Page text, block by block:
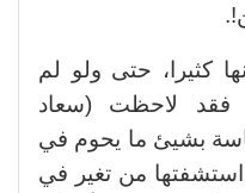
كثيرا، حتى ولو لم
فقد لاحظت (سعاد
بشيئ ما يحوم في
من تغير في